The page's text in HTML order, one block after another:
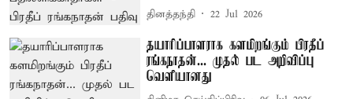
தினத்தந்தி 22 Jul 2026
தயாரிப்பாளராக களமிறங்கும் பிரதீப்
ரங்கநாதன்... முதல் பட அறிவிப்பு
வெளியானது